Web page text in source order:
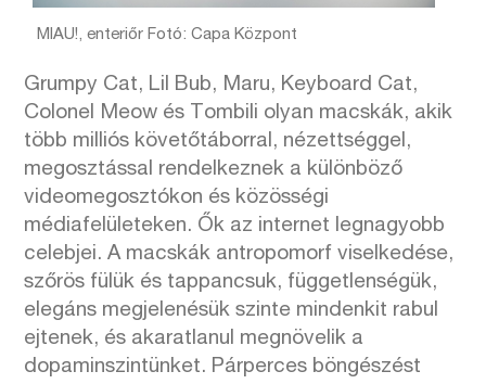
MIAU!, enteriőr Fotó: Capa Központ
Grumpy Cat, Lil Bub, Maru, Keyboard Cat,
Colonel Meow és Tombili olyan macskák, akik
több milliós követőtáborral, nézettséggel,
megosztással rendelkeznek a különböző
videomegosztókon és közösségi
médiafelületeken. Ők az internet legnagyobb
celebjei. A macskák antropomorf viselkedése,
szőrös fülük és tappancsuk, függetlenségük,
elegáns megjelenésük szinte mindenkit rabul
ejtenek, és akaratlanul megnövelik a
dopaminszintünket. Párperces böngészést